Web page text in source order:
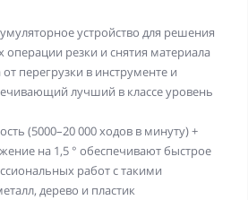
устройство для решения
резки и снятия материала
перегрузки в инструменте и
лучший в классе уровень
(5000–20 000 ходов в минуту) +
на 1,5 ° обеспечивают быстрое
работ с такими
дерево и пластик